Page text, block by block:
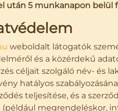
után 5 munkanapon belül
weboldalt látogatók
és a közérdekű
céljait szolgáló név- és
hatályos
teljesítése, és a
(például megrendeléskor,